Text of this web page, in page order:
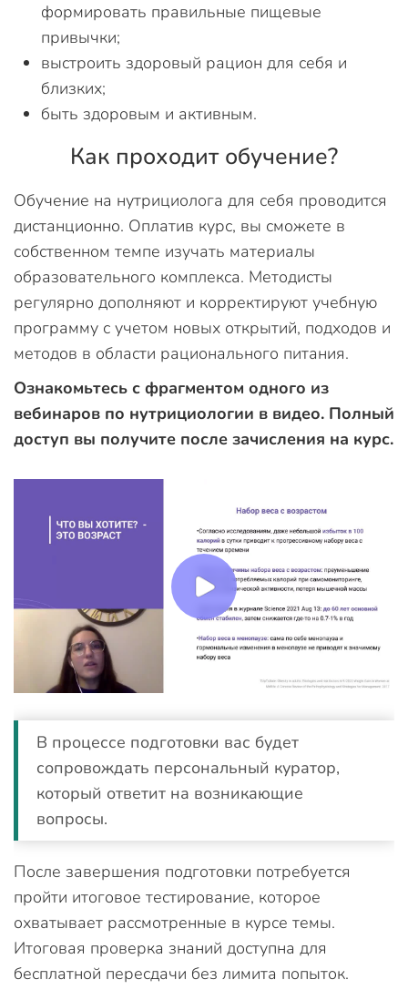
формировать правильные пищевые
привычки;
выстроить здоровый рацион для себя и
близких;
быть здоровым и активным.
Как проходит обучение?
Обучение на нутрициолога для себя проводится
дистанционно. Оплатив курс, вы сможете в
собственном темпе изучать материалы
образовательного комплекса. Методисты
регулярно дополняют и корректируют учебную
программу с учетом новых открытий, подходов и
методов в области рационального питания.
Ознакомьтесь с фрагментом одного из
вебинаров по нутрициологии в видео. Полный
доступ вы получите после зачисления на курс.
В процессе подготовки вас будет
сопровождать персональный куратор,
который ответит на возникающие
вопросы.
После завершения подготовки потребуется
пройти итоговое тестирование, которое
охватывает рассмотренные в курсе темы.
Итоговая проверка знаний доступна для
бесплатной пересдачи без лимита попыток.